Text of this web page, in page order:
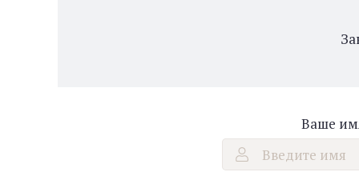
Ваше
Введите имя